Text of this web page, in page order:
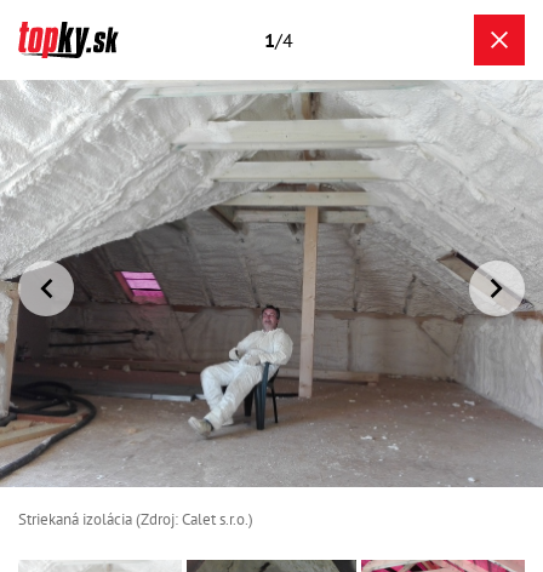
1/4
Striekaná izolácia (Zdroj: Calet s.r.o.)